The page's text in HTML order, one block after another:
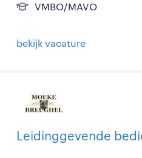
VMBO/MAVO
bekijk vacature
Leidinggevende